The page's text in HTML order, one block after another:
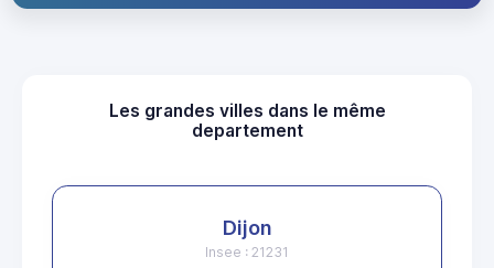
Les grandes villes dans le même
departement
Dijon
Insee : 21231